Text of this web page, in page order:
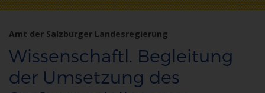
Amt der Salzburger Landesregierung
Wissenschaftl. Begleitung
der Umsetzung des